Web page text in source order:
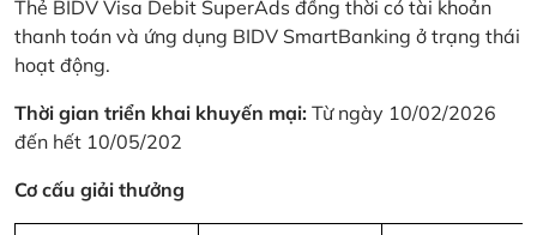
Thẻ BIDV Visa Debit SuperAds đồng thời có tài khoản
thanh toán và ứng dụng BIDV SmartBanking ở trạng thái
hoạt động.
Thời gian triển khai khuyến mại: Từ ngày 10/02/2026
đến hết 10/05/202
Cơ cấu giải thưởng